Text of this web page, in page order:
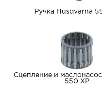
Ручка Husqvarna
Сцепление и
550 XP